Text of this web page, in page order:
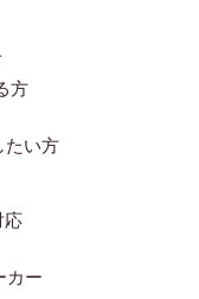
方
たい方
応
カー